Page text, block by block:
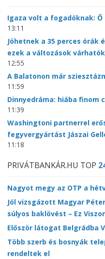
Igaza volt a fogadóknak:
13:11
Jöhetnek a 35 perces órák
ezek a változások
12:55
A Balatonon már
11:59
Dinnyedráma: hiába finom
11:39
Washingtoni partnerrel
fegyvergyártást Jászai
11:18
PRIVÁTBANKÁR.HU TOP
Nagyot megy az OTP a
Jól vizsgázott Magyar
súlyos baklövést – Ez
Először látogat Belgrádba
Több szerb és bosnyák
rendeltek el